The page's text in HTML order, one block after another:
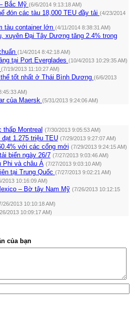
Bắc Mỹ (6/6/2014 9:13:18 AM)
đón các tàu 18,000 TEU đầy tải (4/23/2014
tàu container lớn (4/11/2014 8:38:31 AM)
xuyên Đại Tây Dương tăng 2.4% trong
(1/4/2014 8:42:18 AM)
tại Port Everglades (10/4/2013 10:29:35 AM)
(7/19/2013 11:10:27 AM)
tốt nhất ở Thái Bình Dương (6/6/2013
AM)
của Maersk (5/31/2013 9:24:06 AM)
thấp Montreal (7/30/2013 9:05:53 AM)
1.275 triệu TEU (7/29/2013 9:27:07 AM)
với các cổng mới (7/29/2013 9:24:15 AM)
biển ngày 26/7 (7/27/2013 9:03:46 AM)
Phi và châu Á (7/27/2013 9:03:10 AM)
tại Trung Quốc (7/27/2013 9:02:21 AM)
2013 10:16:09 AM)
– Bờ tây Nam Mỹ (7/26/2013 10:12:15
26/2013 10:10:18 AM)
2013 10:09:17 AM)
của bạn